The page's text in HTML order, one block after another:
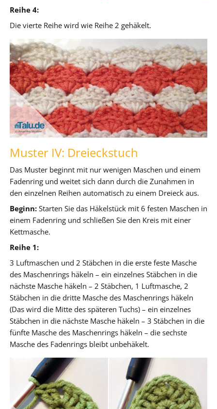
Reihe 4:
Die vierte Reihe wird wie Reihe 2 gehäkelt.
Muster IV: Dreieckstuch
Das Muster beginnt mit nur wenigen Maschen und einem
Fadenring und weitet sich dann durch die Zunahmen in
den einzelnen Reihen automatisch zu einem Dreieck aus.
Beginn: Starten Sie das Häkelstück mit 6 festen Maschen in
einem Fadenring und schließen Sie den Kreis mit einer
Kettmasche.
Reihe 1:
3 Luftmaschen und 2 Stäbchen in die erste feste Masche
des Maschenrings häkeln – ein einzelnes Stäbchen in die
nächste Masche häkeln – 2 Stäbchen, 1 Luftmasche, 2
Stäbchen in die dritte Masche des Maschenrings häkeln
(Das wird die Mitte des späteren Tuchs) – ein einzelnes
Stäbchen in die nächste Masche häkeln – 3 Stäbchen in die
fünfte Masche des Maschenrings häkeln – die sechste
Masche des Fadenrings bleibt unbehäkelt.